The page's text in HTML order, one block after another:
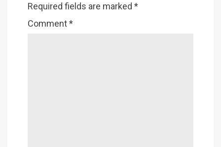
Required fields are marked *
Comment*